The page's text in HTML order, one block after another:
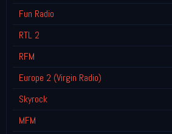
Fun Radio
RTL 2
RFM
Europe 2 (Virgin Radio)
Skyrock
MFM